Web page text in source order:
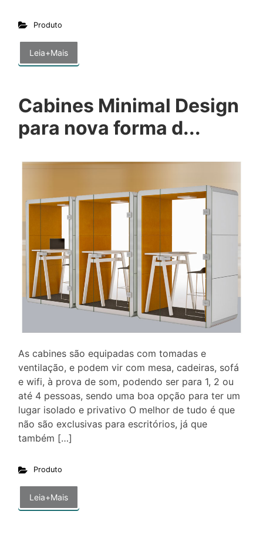
Produto
Leia+Mais
Cabines Minimal Design
para nova forma d...
As cabines são equipadas com tomadas e
ventilação, e podem vir com mesa, cadeiras, sofá
e wifi, à prova de som, podendo ser para 1, 2 ou
até 4 pessoas, sendo uma boa opção para ter um
lugar isolado e privativo O melhor de tudo é que
não são exclusivas para escritórios, já que
também […]
Produto
Leia+Mais